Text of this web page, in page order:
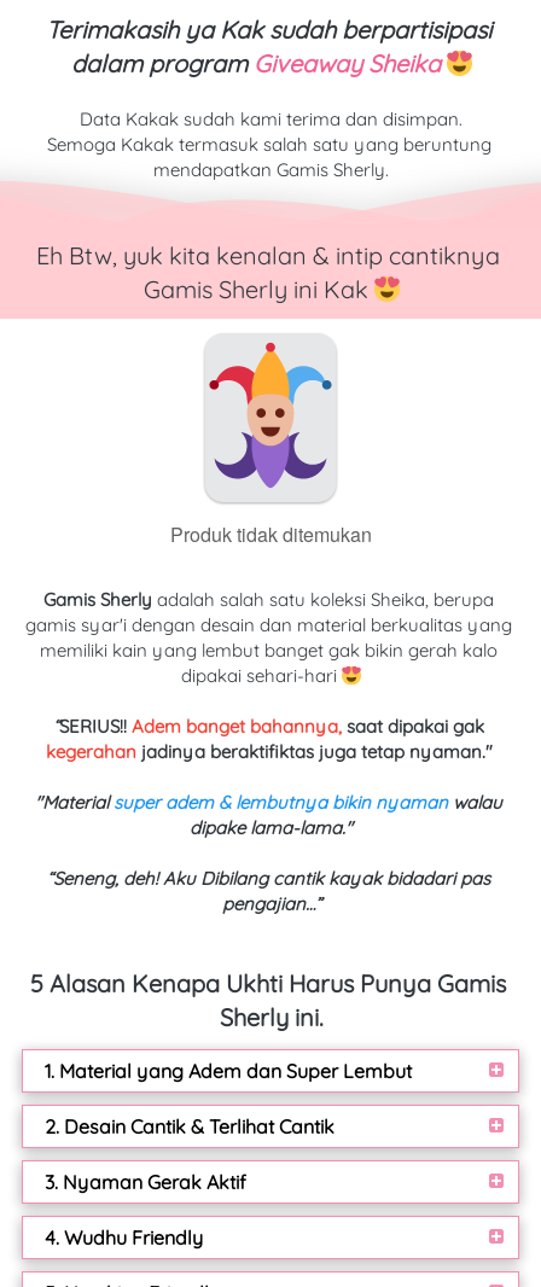
Terimakasih ya Kak sudah berpartisipasi
dalam program Giveaway Sheika
Data Kakak sudah kami terima dan disimpan.
Semoga Kakak termasuk salah satu yang beruntung
mendapatkan Gamis Sherly.
Eh Btw, yuk kita kenalan & intip cantiknya
Gamis Sherly ini Kak
Produk tidak ditemukan
Gamis Sherly adalah salah satu koleksi Sheika, berupa
gamis syar'i dengan desain dan material berkualitas yang
memiliki kain yang lembut banget gak bikin gerah kalo
dipakai sehari-hari
“SERIUS!! Adem banget bahannya,
kegerahan jadinya beraktifiktas juga tetap nyaman."
"Material super adem & lembutnya bikin nyaman walau
dipake lama-lama."
“Seneng, deh! Aku Dibilang cantik kayak bidadari pas
pengajian…”
5 Alasan Kenapa Ukhti Harus Punya Gamis
Sherly ini.
1. Material yang Adem dan Super Lembut
2. Desain Cantik & Terlihat Cantik
3. Nyaman Gerak Aktif
4. Wudhu Friendly